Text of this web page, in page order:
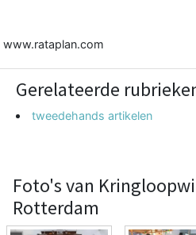
www.rataplan.com
Gerelateerde
tweedehands artikelen
Foto's van
Rotterdam